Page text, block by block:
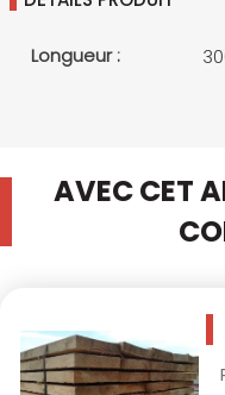
Longueur :
AVEC CET